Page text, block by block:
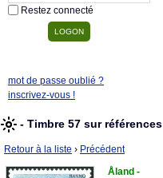
Restez connecté
mot de passe oublié ?
inscrivez-vous !
- Timbre 57 sur références
Retour à la liste › Précédent
Åland -